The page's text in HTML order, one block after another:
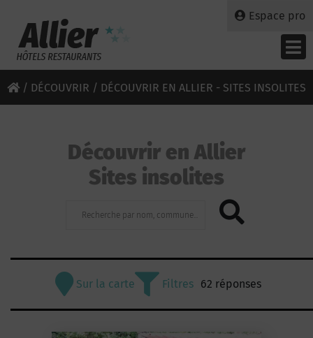
Espace pro
/ DÉCOUVRIR / DÉCOUVRIR EN ALLIER - SITES INSOLITES
Découvrir en Allier
Sites insolites
Sur la carte Filtres 62 réponses